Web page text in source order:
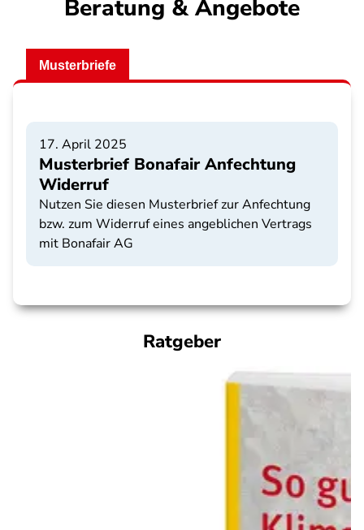
Beratung & Angebote
Musterbriefe
17. April 2025
Musterbrief Bonafair Anfechtung
Widerruf
Nutzen Sie diesen Musterbrief zur Anfechtung
bzw. zum Widerruf eines angeblichen Vertrags
mit Bonafair AG
Ratgeber